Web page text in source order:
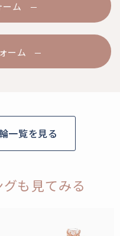
ーム
ーム
一覧を見る
グも見てみる